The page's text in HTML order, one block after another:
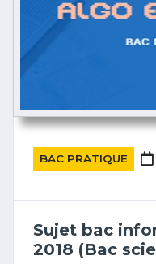
BAC PRATIQUE
Sujet bac
2018 (Bac